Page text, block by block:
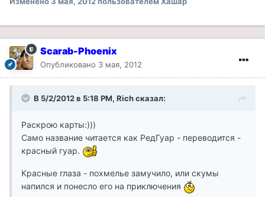
Scarab-Phoenix
Опубликовано 3 мая, 2012
В 5/2/2012 в 5:18 PM, Rich сказал:
Раскрою карты:)))
Само название читается как РедГуар - переводится -
красный гуар.
Красные глаза - похмелье замучило, или скумы
напился и понесло его на приключения